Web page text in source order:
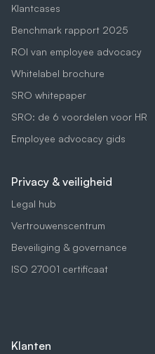
Klantcases
Benchmark rapport 2025
ROI van employee advocacy
Whitelabel brochure
SRO whitepaper
SRO: de 6 voordelen voor HR
Employee advocacy gids
Privacy & veiligheid
Legal hub
Vertrouwenscentrum
Beveiliging & governance
ISO 27001 certificaat
Klanten